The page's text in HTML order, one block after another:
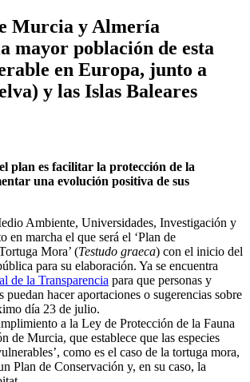
Murcia y Almería
mayor población de esta
en Europa, junto a
y las Islas Baleares
plan es facilitar la protección de la
una evolución positiva de sus
Ambiente, Universidades, Investigación y
en marcha el que será el ‘Plan de
Mora’ (Testudo graeca) con el inicio del
para su elaboración. Ya se encuentra
de la Transparencia para que personas y
puedan hacer aportaciones o sugerencias sobre
día 23 de julio.
a la Ley de Protección de la Fauna
de Murcia, que establece que las especies
como es el caso de la tortuga mora,
Plan de Conservación y, en su caso, la